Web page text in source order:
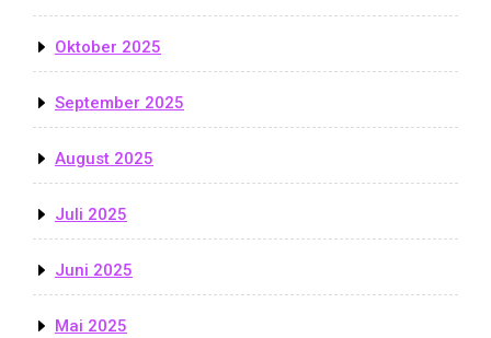
Oktober 2025
September 2025
August 2025
Juli 2025
Juni 2025
Mai 2025